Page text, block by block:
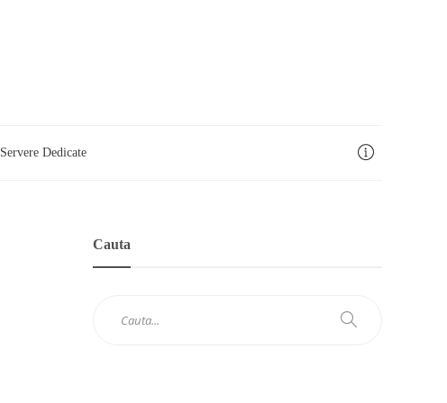
Servere Dedicate
Cauta